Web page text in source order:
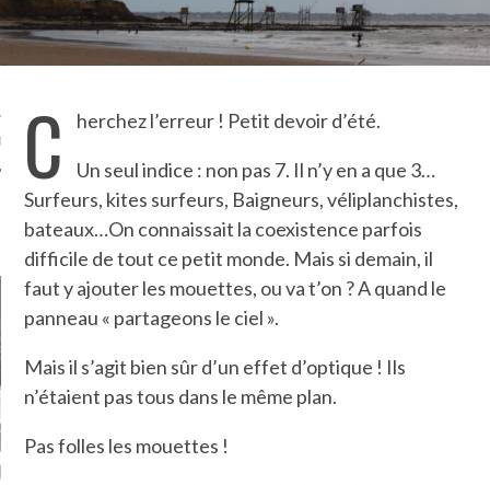
ARCACHON
LA PHOTO
ATTACHÉS À LA
C herchez l’erreur ! Petit devoir d’été.
Un seul indice : non pas 7. Il n’y en a que 3…
Surfeurs, kites surfeurs, Baigneurs, véliplanchistes,
bateaux…On connaissait la coexistence parfois
difficile de tout ce petit monde. Mais si demain, il
faut y ajouter les mouettes, ou va t’on ? A quand le
panneau « partageons le ciel ».
Mais il s’agit bien sûr d’un effet d’optique ! Ils
n’étaient pas tous dans le même plan.
Pas folles les mouettes !